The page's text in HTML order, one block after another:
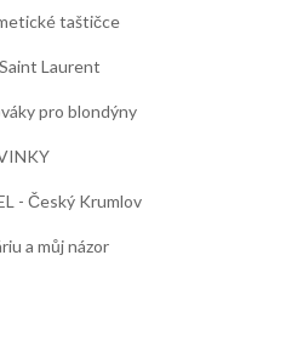
taštičce
Laurent
pro blondýny
- Český Krumlov
a můj názor